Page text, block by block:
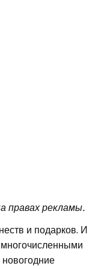
правах рекламы.
и подарков. И
многочисленными